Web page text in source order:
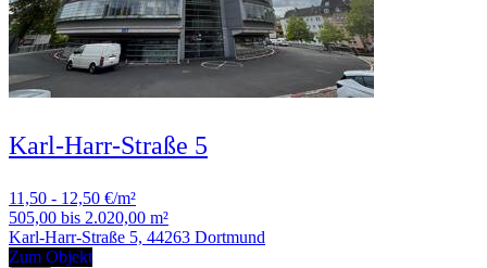
Karl-Harr-Straße 5
11,50 - 12,50 €/m²
505,00 bis 2.020,00 m²
Karl-Harr-Straße 5, 44263 Dortmund
Zum Objekt